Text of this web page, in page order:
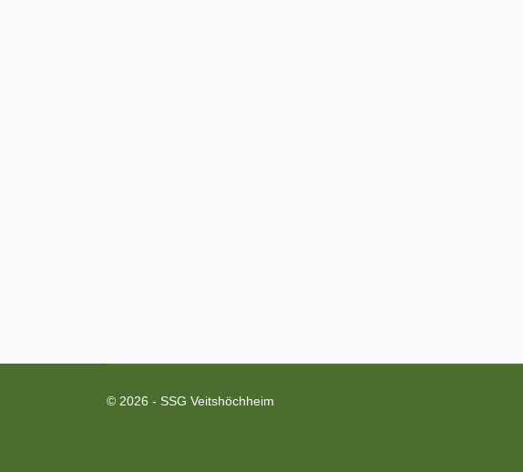
© 2026 - SSG Veitshöchheim